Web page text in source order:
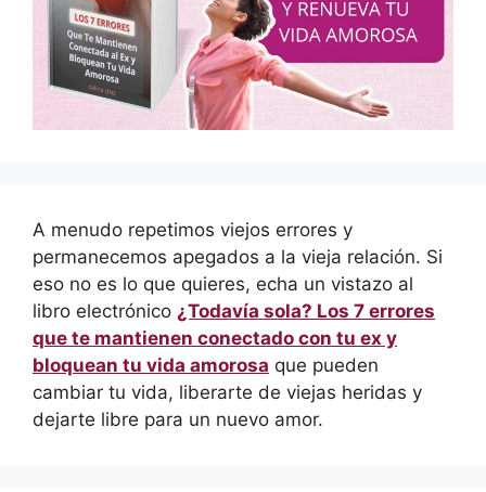
A menudo repetimos viejos errores y
permanecemos apegados a la vieja relación. Si
eso no es lo que quieres, echa un vistazo al
libro electrónico ¿Todavía sola? Los 7 errores
que te mantienen conectado con tu ex y
bloquean tu vida amorosa que pueden
cambiar tu vida, liberarte de viejas heridas y
dejarte libre para un nuevo amor.